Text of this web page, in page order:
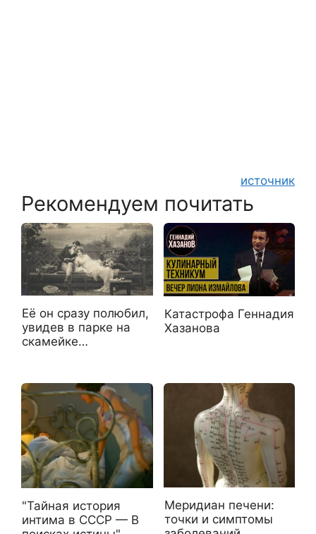
источник
Рекомендуем почитать
Её он сразу полюбил,
увидев в парке на
скамейке…
Катастрофа Геннадия
Хазанова
"Тайная история
интима в СССР — В
Меридиан печени:
точки и симптомы